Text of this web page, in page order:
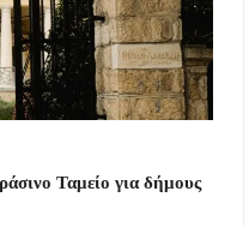
Ταμείο για δήμους